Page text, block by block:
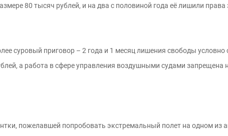
80 тысяч рублей, и на два с половиной года её лишили
суровый приговор – 2 года и 1 месяц лишения свободы
а работа в сфере управления воздушными судами запрещена
пожелавшей попробовать экстремальный полет на одном из